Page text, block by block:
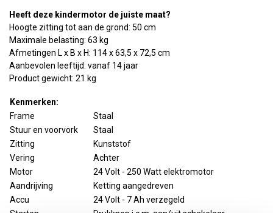
Heeft deze kindermotor de juiste maat?
Hoogte zitting tot aan de grond: 50 cm
Maximale belasting: 63 kg
Afmetingen L x B x H: 114 x 63,5 x 72,5 cm
Aanbevolen leeftijd: vanaf 14 jaar
Product gewicht: 21 kg
Kenmerken:
Frame
Staal
Stuur en voorvork
Staal
Zitting
Kunststof
Vering
Achter
Motor
24 Volt - 250 Watt elektromotor
Aandrijving
Ketting aangedreven
Accu
24 Volt - 7 Ah verzegeld